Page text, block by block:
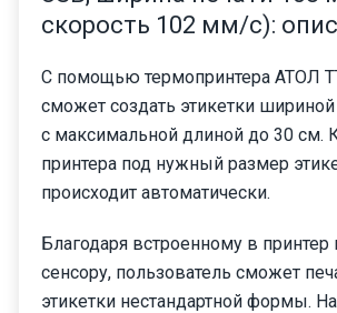
скорость 102 мм/с):
С помощью термопринтера АТОЛ
сможет создать этикетки
с максимальной длиной до 30 см.
принтера под нужный размер
происходит автоматически.
Благодаря встроенному в
сенсору, пользователь сможет
этикетки нестандартной формы.